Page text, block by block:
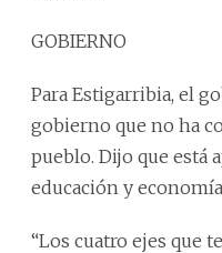
GOBIERNO
Para Estigarribia, el
gobierno que no ha
pueblo. Dijo que está
educación y
“Los cuatro ejes que